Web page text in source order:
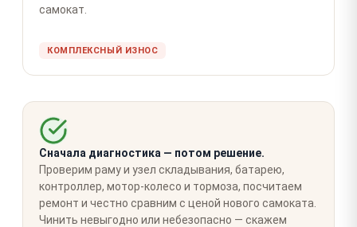
самокат.
КОМПЛЕКСНЫЙ ИЗНОС
Сначала диагностика — потом решение.
Проверим раму и узел складывания, батарею,
контроллер, мотор-колесо и тормоза, посчитаем
ремонт и честно сравним с ценой нового самоката.
Чинить невыгодно или небезопасно — скажем